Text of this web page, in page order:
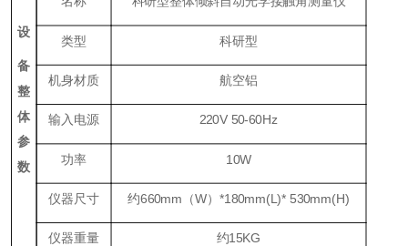
设
备
整
体
参
数
类型 科研型
机身材质 航空铝
输入电源 220V 50-60Hz
功率 10W
仪器尺寸 约660mm（W）*180mm(L)* 530mm(H)
仪器重量 约15KG